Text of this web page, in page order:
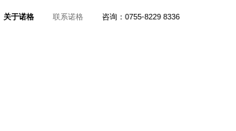
关于诺格 联系诺格 咨询：0755-8229 8336